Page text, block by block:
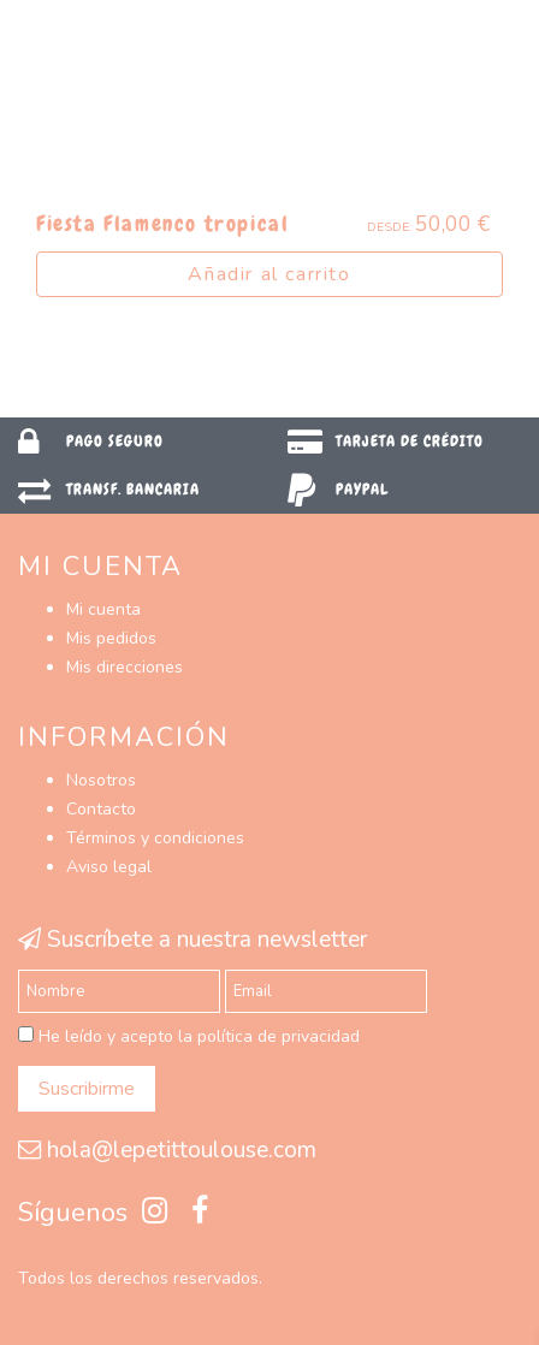
Fiesta Flamenco tropical DESDE: 50,00€
Añadir al carrito
PAGO SEGURO TARJETA DE CRÉDITO
TRANSF. BANCARIA PAYPAL
MI CUENTA
Mi cuenta
Mis pedidos
Mis direcciones
INFORMACIÓN
Nosotros
Contacto
Términos y condiciones
Aviso legal
Suscríbete a nuestra newsletter
He leído y acepto la política de privacidad
hola@lepetittoulouse.com
Síguenos
Todos los derechos reservados.